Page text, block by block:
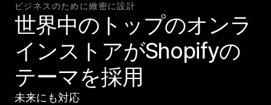
ビジネスのために緻密に設計
世界中のトップのオンラ
インストアがShopifyの
テーマを採用
未来にも対応